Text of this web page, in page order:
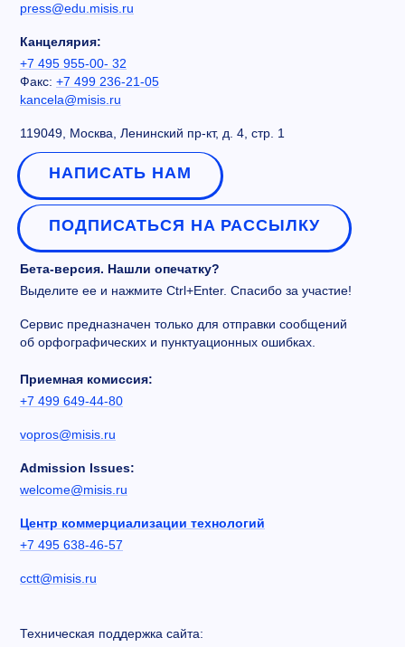
press@edu.misis.ru
Канцелярия:
+7 495 955-00- 32
Факс: +7 499 236-21-05
kancela@misis.ru
119049, Москва, Ленинский пр-кт, д. 4, стр. 1
НАПИСАТЬ НАМ
ПОДПИСАТЬСЯ НА РАССЫЛКУ
Бета-версия. Нашли опечатку?
Выделите ее и нажмите Ctrl+Enter. Спасибо за участие!
Сервис предназначен только для отправки сообщений
об орфографических и пунктуационных ошибках.
Приемная комиссия:
+7 499 649-44-80
vopros@misis.ru
Admission Issues:
welcome@misis.ru
Центр коммерциализации технологий
+7 495 638-46-57
cctt@misis.ru
Техническая поддержка сайта: